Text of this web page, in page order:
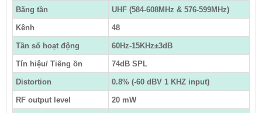
Băng tần UHF (584-608MHz & 576-599MHz)
Kênh 48
Tần số hoạt động 60Hz-15KHz±3dB
Tín hiệu/ Tiếng ồn 74dB SPL
Distortion 0.8% (-60 dBV 1 KHZ input)
RF output level 20 mW